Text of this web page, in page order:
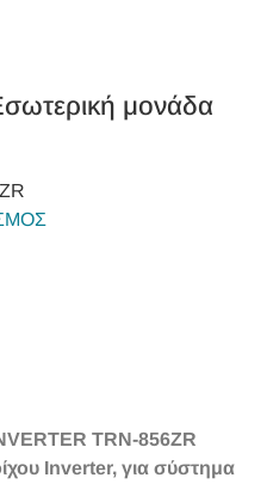
μονάδα
TRN-856ZR
Inverter, για σύστημα